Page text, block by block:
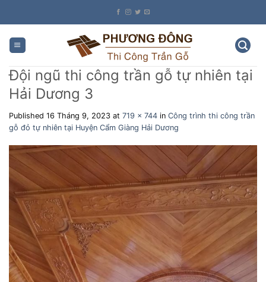
Đội ngũ thi công trần gỗ tự nhiên tại
Hải Dương 3
Published 16 Tháng 9, 2023 at 719 × 744 in Công trình thi công trần
gỗ đỏ tự nhiên tại Huyện Cẩm Giàng Hải Dương